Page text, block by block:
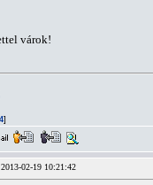
várok!
]
02-19 10:21:42